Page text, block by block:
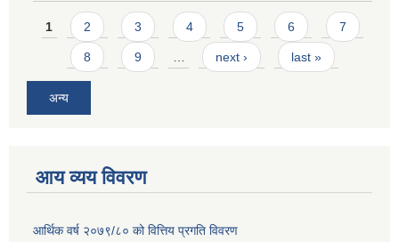
Pages
1 2 3 4 5 6 7
8 9 next › last »
अन्य
आय व्यय विवरण
आर्थिक वर्ष २०७९/८० को वित्तिय प्रगति विवरण